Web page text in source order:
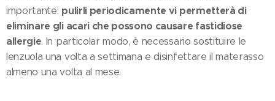
importante: pulirli periodicamente vi permetterà di
eliminare gli acari che possono causare fastidiose
allergie. In particolar modo, è necessario sostituire le
lenzuola una volta a settimana e disinfettare il materasso
almeno una volta al mese.